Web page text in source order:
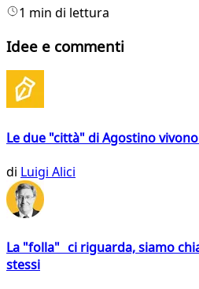
1 min di lettura
Idee e commenti
Le due "città" di Agostino
di Luigi Alici
La "folla" ci riguarda, siamo
stessi